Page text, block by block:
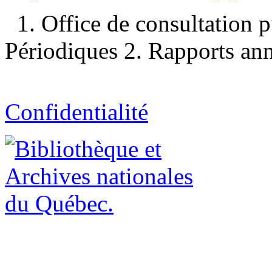
1. Office de consultation
Périodiques 2. Rapports
Confidentialité